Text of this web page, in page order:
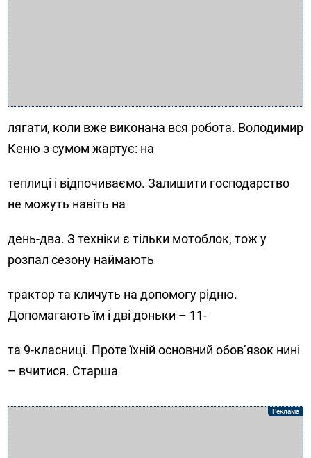
лягати, коли вже виконана вся робота. Володимир
Кеню з сумом жартує: на
теплиці і відпочиваємо. Залишити господарство
не можуть навіть на
день-два. З техніки є тільки мотоблок, тож у
розпал сезону наймають
трактор та кличуть на допомогу рідню.
Допомагають їм і дві доньки – 11-
та 9-класниці. Проте їхній основний обов’язок нині
– вчитися. Старша